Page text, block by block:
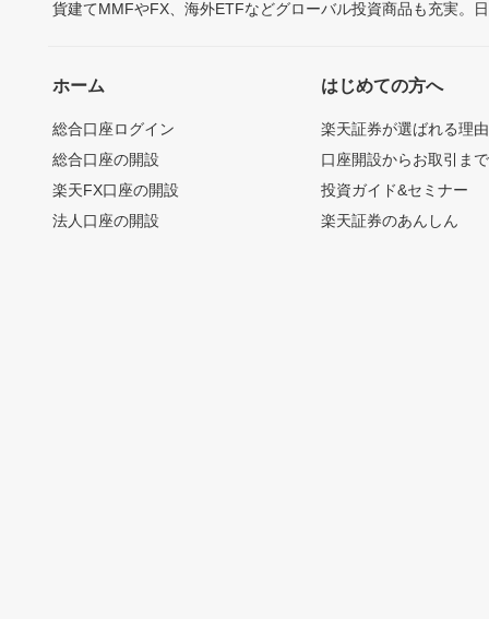
貨建てMMFやFX、海外ETFなどグローバル投資商品も充実。
ホーム
総合口座ログイン
総合口座の開設
楽天FX口座の開設
法人口座の開設
はじめての方へ
楽天証券が選ばれる理由
口座開設からお取引ま
投資ガイド&セミナー
楽天証券のあんしん